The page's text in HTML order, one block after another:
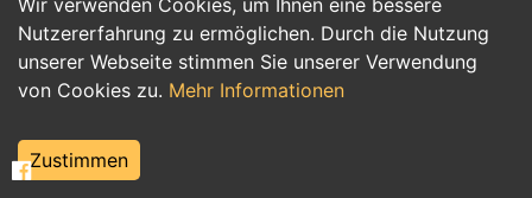
Wir verwenden Cookies, um Ihnen eine bessere
Nutzererfahrung zu ermöglichen. Durch die Nutzung
unserer Webseite stimmen Sie unserer Verwendung
von Cookies zu. Mehr Informationen
Zustimmen
Einkauf, Logistik, Materialwirtschaft
Weiterbildung, Studium, duale Ausbildung
Tourismus